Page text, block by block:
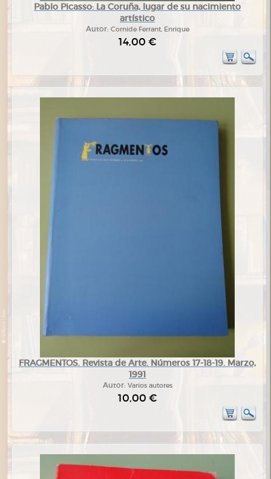
Pablo Picasso: La Coruña, lugar de su nacimiento
artístico
Autor: Cornide Ferrant, Enrique
14,00 €
FRAGMENTOS. Revista de Arte. Números 17-18-19. Marzo,
1991
Autor: Varios autores
10,00 €